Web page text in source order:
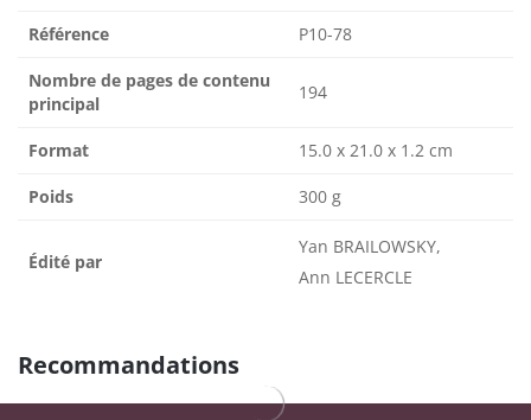
Référence P10-78
Nombre de pages de contenu
principal
194
Format 15.0 x 21.0 x 1.2 cm
Poids 300 g
Édité par
Yan BRAILOWSKY,
Ann LECERCLE
Recommandations